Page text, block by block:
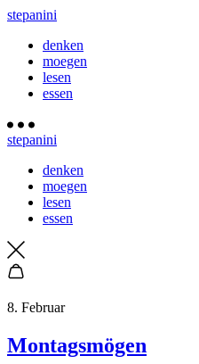
stepanini
denken
moegen
lesen
essen
stepanini
denken
moegen
lesen
essen
8. Februar
Montagsmögen